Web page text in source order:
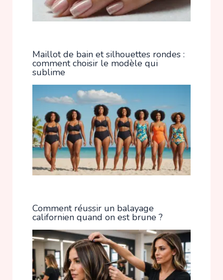
Maillot de bain et silhouettes rondes :
comment choisir le modèle qui
sublime
Comment réussir un balayage
californien quand on est brune ?